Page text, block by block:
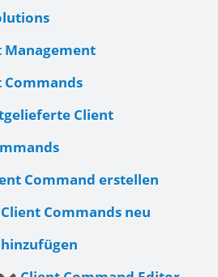
Management
Commands
Client
Command erstellen
Client Commands neu
hinzufügen